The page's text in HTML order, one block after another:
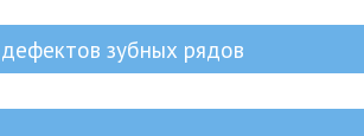
зубных рядов